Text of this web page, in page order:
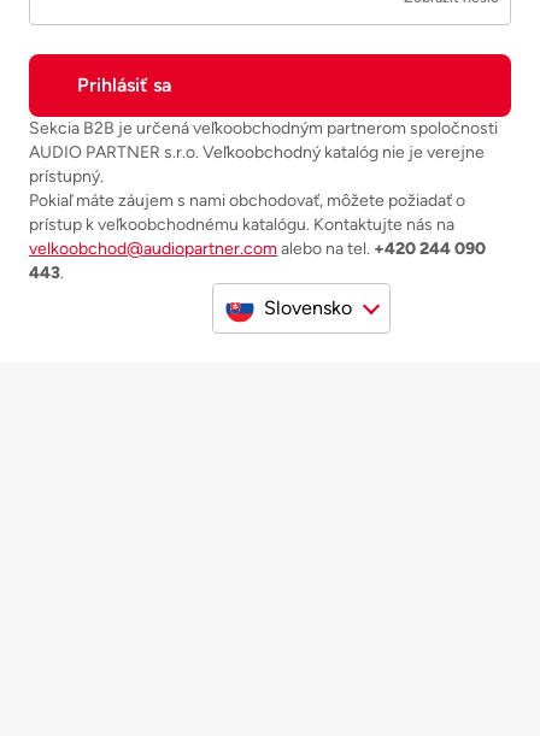
Sekcia B2B je určená veľkoobchodným partnerom spoločnosti
AUDIO PARTNER s.r.o. Veľkoobchodný katalóg nie je verejne
prístupný.
Pokiaľ máte záujem s nami obchodovať, môžete požiadať o
prístup k veľkoobchodnému katalógu. Kontaktujte nás na
velkoobchod@audiopartner.comalebo na tel. +420 244 090
443.
Slovensko